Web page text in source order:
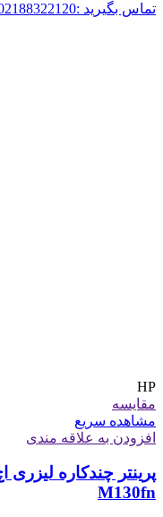
تماس بگیرید :02188322120
HP
مقایسه
مشاهده سریع
افزودن به علاقه مندی
M130fn